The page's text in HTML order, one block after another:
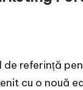
de referință
cu o nouă